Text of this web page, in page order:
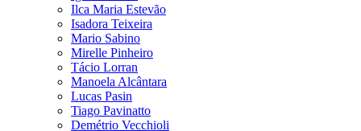
Ilca Maria Estevão
Isadora Teixeira
Mario Sabino
Mirelle Pinheiro
Tácio Lorran
Manoela Alcântara
Lucas Pasin
Tiago Pavinatto
Demétrio Vecchioli